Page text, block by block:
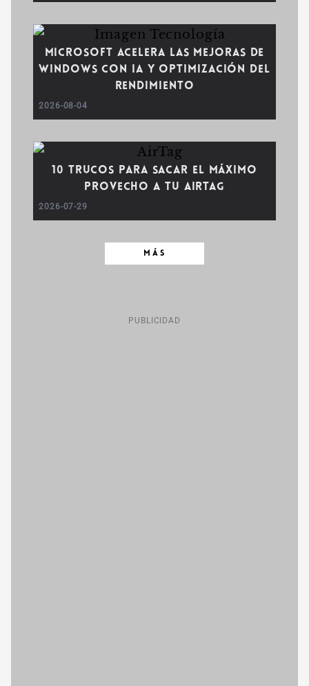
Microsoft acelera las mejoras de
Windows con IA y optimización del
rendimiento
2026-08-04
10 trucos para sacar el máximo
provecho a tu AirTag
2026-07-29
MÁS
PUBLICIDAD